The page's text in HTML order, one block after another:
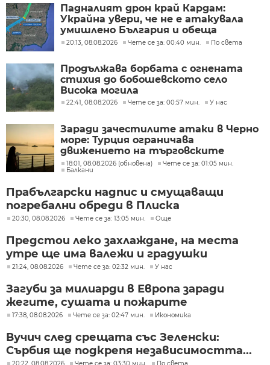
Падналият дрон край Кардам:
Украйна увери, че не е атакувала
умишлено България и обеща
разследване
20:13, 08.08.2026 Чете се за: 00:40 мин. По света
Продължава борбата с огнената
стихия до бобошевското село
Висока могила
22:41, 08.08.2026 Чете се за: 00:57 мин. У нас
Заради зачестилите атаки в Черно
море: Турция ограничава
движението на търговските
кораби
18:01, 08.08.2026 (обновена)
Чете се за: 01:05 мин.
Балкани
Прабългарски надпис и смущаващи
погребални обреди в Плиска
20:30, 08.08.2026 Чете се за: 13:05 мин. Още
Предстои леко захлаждане, на места
утре ще има валежи и градушки
21:24, 08.08.2026 Чете се за: 02:32 мин. У нас
Загуби за милиарди в Европа заради
жегите, сушата и пожарите
17:38, 08.08.2026 Чете се за: 02:47 мин. Икономика
Вучич след срещата със Зеленски:
Сърбия ще подкрепя независимостта...
20:22, 08.08.2026 Чете се за: 03:30 мин. По света